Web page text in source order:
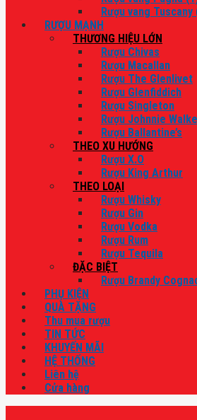
Rượu vang Tuscany
RƯỢU MẠNH
THƯƠNG HIỆU LỚN
Rượu Chivas
Rượu Macallan
Rượu The Glenlivet
Rượu Glenfiddich
Rượu Singleton
Rượu Johnnie
Rượu Ballantine’s
THEO XU HƯỚNG
Rượu X.O
Rượu King Arthur
THEO LOẠI
Rượu Whisky
Rượu Gin
Rượu Vodka
Rượu Rum
Rượu Tequila
ĐẶC BIỆT
Rượu Brandy
PHỤ KIỆN
QUÀ TẶNG
Thu mua rượu
TIN TỨC
KHUYẾN MÃI
HỆ THỐNG
Liên hệ
Cửa hàng